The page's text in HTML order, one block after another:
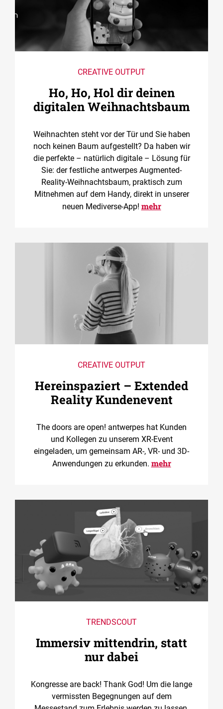
CREATIVE OUTPUT
Ho, Ho, Hol dir deinen
digitalen Weihnachtsbaum
Weihnachten steht vor der Tür und Sie haben
noch keinen Baum aufgestellt? Da haben wir
die perfekte – natürlich digitale – Lösung für
Sie: der festliche antwerpes Augmented-
Reality-Weihnachtsbaum, praktisch zum
Mitnehmen auf dem Handy, direkt in unserer
neuen Mediverse-App! mehr
CREATIVE OUTPUT
Hereinspaziert – Extended
Reality Kundenevent
The doors are open! antwerpes hat Kunden
und Kollegen zu unserem XR-Event
eingeladen, um gemeinsam AR-, VR- und 3D-
Anwendungen zu erkunden. mehr
TRENDSCOUT
Immersiv mittendrin, statt
nur dabei
Kongresse are back! Thank God! Um die lange
vermissten Begegnungen auf dem